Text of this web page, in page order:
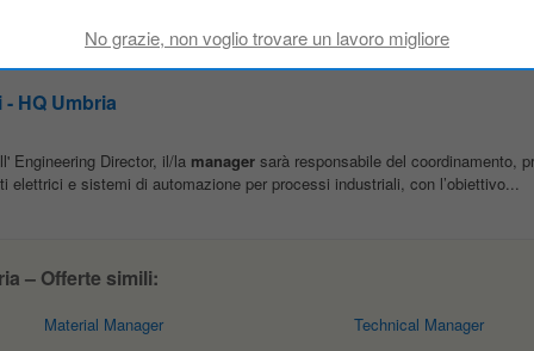
e sistemi di automazione per processi industriali, con l’obiettivo...
HQ Umbria
Engineering Director, il/la managersarà responsabile del coordinamento,
elettrici e sistemi di automazione per processi industriali, con l’obiettivo...
– Offerte simili:
Material Manager
Technical Manager